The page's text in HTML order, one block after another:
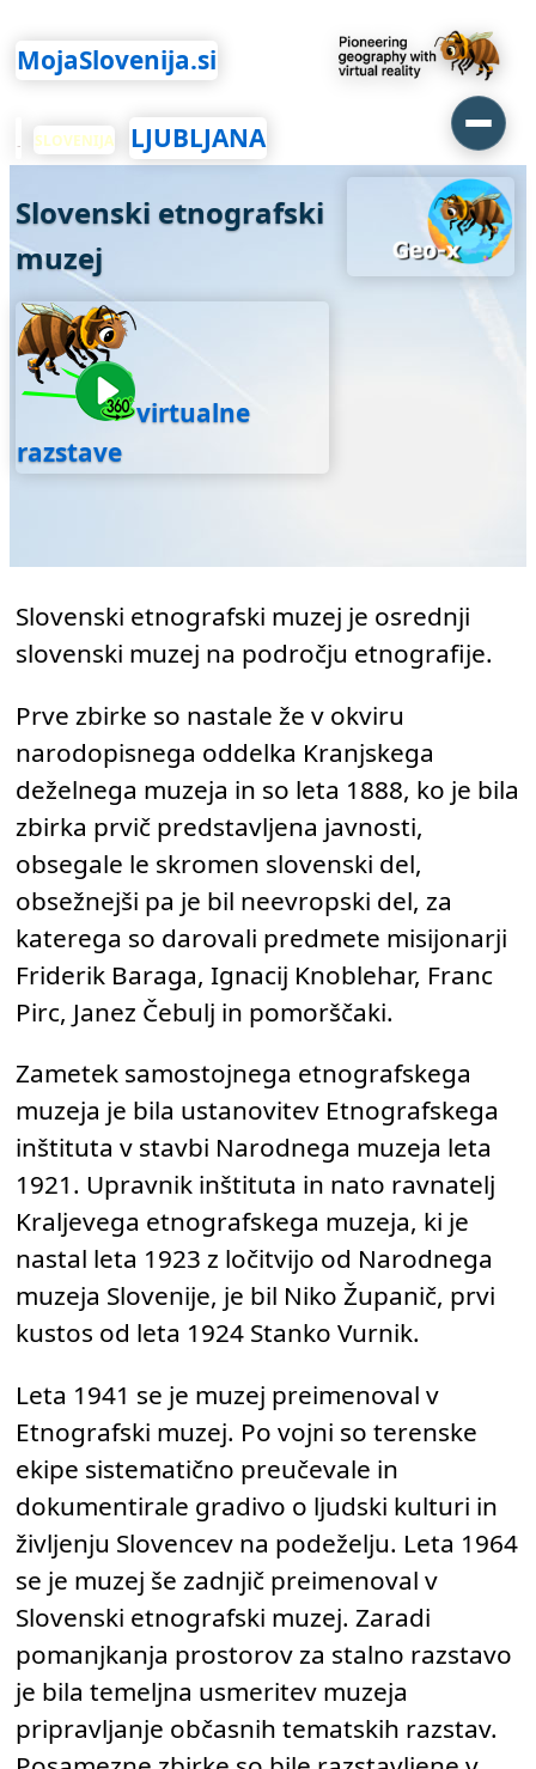
MojaSlovenija.si
SLOVENIJA LJUBLJANA
Slovenski etnografski
muzej
virtualne
razstave
Slovenski etnografski muzej je osrednji
slovenski muzej na področju etnografije.
Prve zbirke so nastale že v okviru
narodopisnega oddelka Kranjskega
deželnega muzeja in so leta 1888, ko je bila
zbirka prvič predstavljena javnosti,
obsegale le skromen slovenski del,
obsežnejši pa je bil neevropski del, za
katerega so darovali predmete misijonarji
Friderik Baraga, Ignacij Knoblehar, Franc
Pirc, Janez Čebulj in pomorščaki.
Zametek samostojnega etnografskega
muzeja je bila ustanovitev Etnografskega
inštituta v stavbi Narodnega muzeja leta
1921. Upravnik inštituta in nato ravnatelj
Kraljevega etnografskega muzeja, ki je
nastal leta 1923 z ločitvijo od Narodnega
muzeja Slovenije, je bil Niko Županič, prvi
kustos od leta 1924 Stanko Vurnik.
Leta 1941 se je muzej preimenoval v
Etnografski muzej. Po vojni so terenske
ekipe sistematično preučevale in
dokumentirale gradivo o ljudski kulturi in
življenju Slovencev na podeželju. Leta 1964
se je muzej še zadnjič preimenoval v
Slovenski etnografski muzej. Zaradi
pomanjkanja prostorov za stalno razstavo
je bila temeljna usmeritev muzeja
pripravljanje občasnih tematskih razstav.